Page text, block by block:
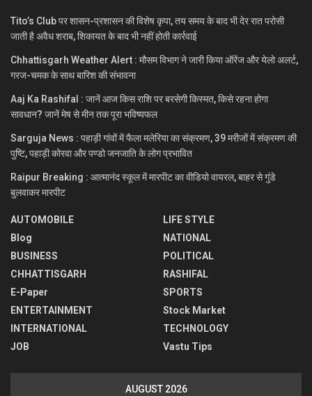
Tito’s Club पर शासन-प्रशासन की विशेष कृपा, तय समय के बाद भी देर रात परोसी
जाती है अवैध शराब, शिकायत के बाद भी नहीं होती कार्रवाई
Chhattisgarh Weather Alert : मौसम विभाग ने जारी किया ऑरेंज और येलो अलर्ट,
गरज-चमक के साथ बारिश की संभावना
Aaj Ka Rashifal : जानें आज किस राशि पर बरसेगी किस्मत, किसे रहना होगा
सावधान? जानें मेष से मीन तक पूरा भविष्यफल
Sarguja News : पहाड़ी गांवों में फैला मलेरिया का संक्रमण, 39 मरीजों में संक्रमण की
पुष्टि, पहाड़ी कोरवा और पण्डो जनजाति के लोग प्रभावित
Raipur Breaking : आत्मानंद स्कूल में मारपीट का वीडियो वायरल, बाहर से गुंडे
बुलवाकर मारपीट
AUTOMOBILE
Blog
BUSINESS
CHHATTISGARH
E-Paper
ENTERTAINMENT
INTERNATIONAL
JOB
LIFE STYLE
NATIONAL
POLITICAL
RASHIFAL
SPORTS
Stock Market
TECHNOLOGY
Vastu Tips
AUGUST 2026